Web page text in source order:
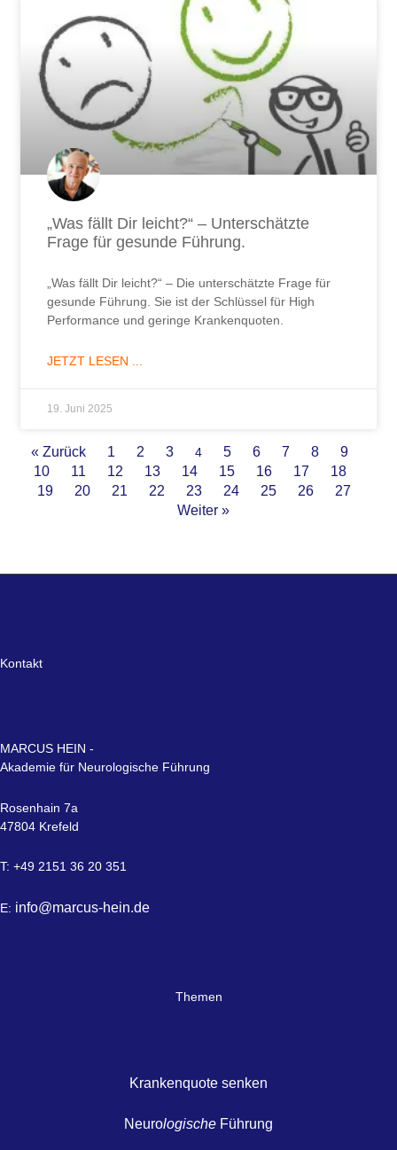
„Was fällt Dir leicht?“ – Unterschätzte
Frage für gesunde Führung.
„Was fällt Dir leicht?“ – Die unterschätzte Frage für
gesunde Führung. Sie ist der Schlüssel für High
Performance und geringe Krankenquoten.
JETZT LESEN ...
19. Juni 2025
« Zurück 1 2 3 4 5 6 7 8
9
10
11 12 13 14 15 16 17
18
19
20 21 22 23 24 25 26
27
Weiter »
Kontakt
MARCUS HEIN -
Akademie für Neurologische Führung
Rosenhain 7a
47804 Krefeld
T: +49 2151 36 20 351
E: info@marcus-hein.de
Themen
Krankenquote senken
Neurologische Führung